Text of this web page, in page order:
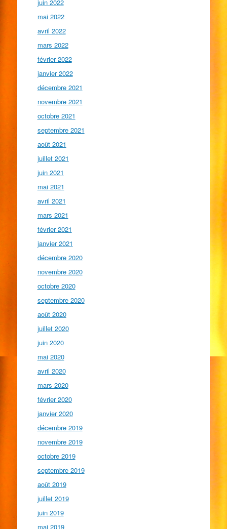
juin 2022
mai 2022
avril 2022
mars 2022
février 2022
janvier 2022
décembre 2021
novembre 2021
octobre 2021
septembre 2021
août 2021
juillet 2021
juin 2021
mai 2021
avril 2021
mars 2021
février 2021
janvier 2021
décembre 2020
novembre 2020
octobre 2020
septembre 2020
août 2020
juillet 2020
juin 2020
mai 2020
avril 2020
mars 2020
février 2020
janvier 2020
décembre 2019
novembre 2019
octobre 2019
septembre 2019
août 2019
juillet 2019
juin 2019
mai 2019